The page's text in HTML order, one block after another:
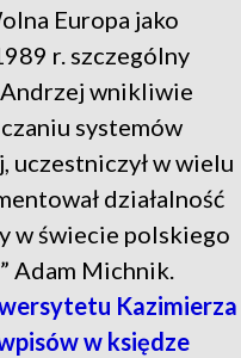
Europa jako
r. szczególny
Andrzej wnikliwie
systemów
uczestniczył w wielu
działalność
w świecie polskiego
Adam Michnik.
Kazimierza
w księdze